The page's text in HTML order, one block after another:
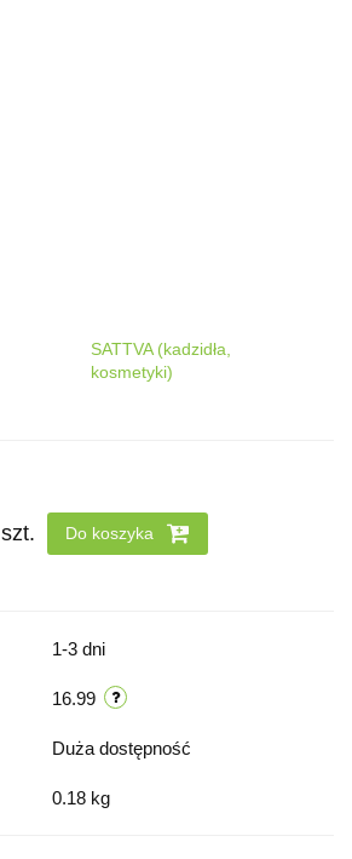
SATTVA (kadzidła,
kosmetyki)
szt. Do koszyka
1-3 dni
16.99
Duża dostępność
0.18 kg